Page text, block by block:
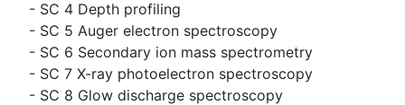
- SC 4 Depth profiling
- SC 5 Auger electron spectroscopy
- SC 6 Secondary ion mass spectrometry
- SC 7 X-ray photoelectron spectroscopy
- SC 8 Glow discharge spectroscopy